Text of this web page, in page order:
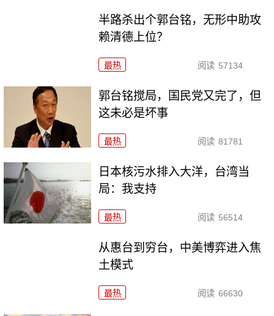
半路杀出个郭台铭，无形中助攻
赖清德上位？
最热 阅读 57134
郭台铭搅局，国民党又完了，但
这未必是坏事
最热 阅读 81781
日本核污水排入大洋，台湾当
局：我支持
最热 阅读 56514
从惠台到穷台，中美博弈进入焦
土模式
最热 阅读 66630